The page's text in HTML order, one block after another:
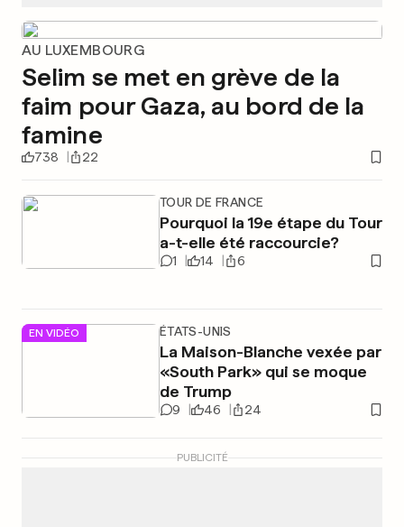
AU LUXEMBOURG
Selim se met en grève de la
faim pour Gaza, au bord de la
famine
738 22
TOUR DE FRANCE
Pourquoi la 19e étape du Tour
a-t-elle été raccourcie?
1 14 6
EN VIDÉO ÉTATS-UNIS
La Maison-Blanche vexée par
«South Park» qui se moque
de Trump
9 46 24
PUBLICITÉ